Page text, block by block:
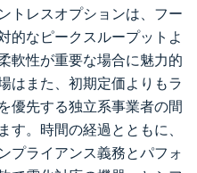
トレスオプションは、フー
的なピークスループットよ
軟性が重要な場合に魅力的
はまた、初期定価よりもラ
優先する独立系事業者の間
す。時間の経過とともに、
プライアンス義務とパフォ